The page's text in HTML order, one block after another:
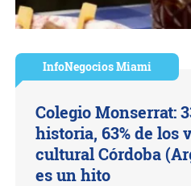
InfoNegocios Miami
Colegio Monserrat:
historia, 63% de los
cultural Córdoba
es un hito